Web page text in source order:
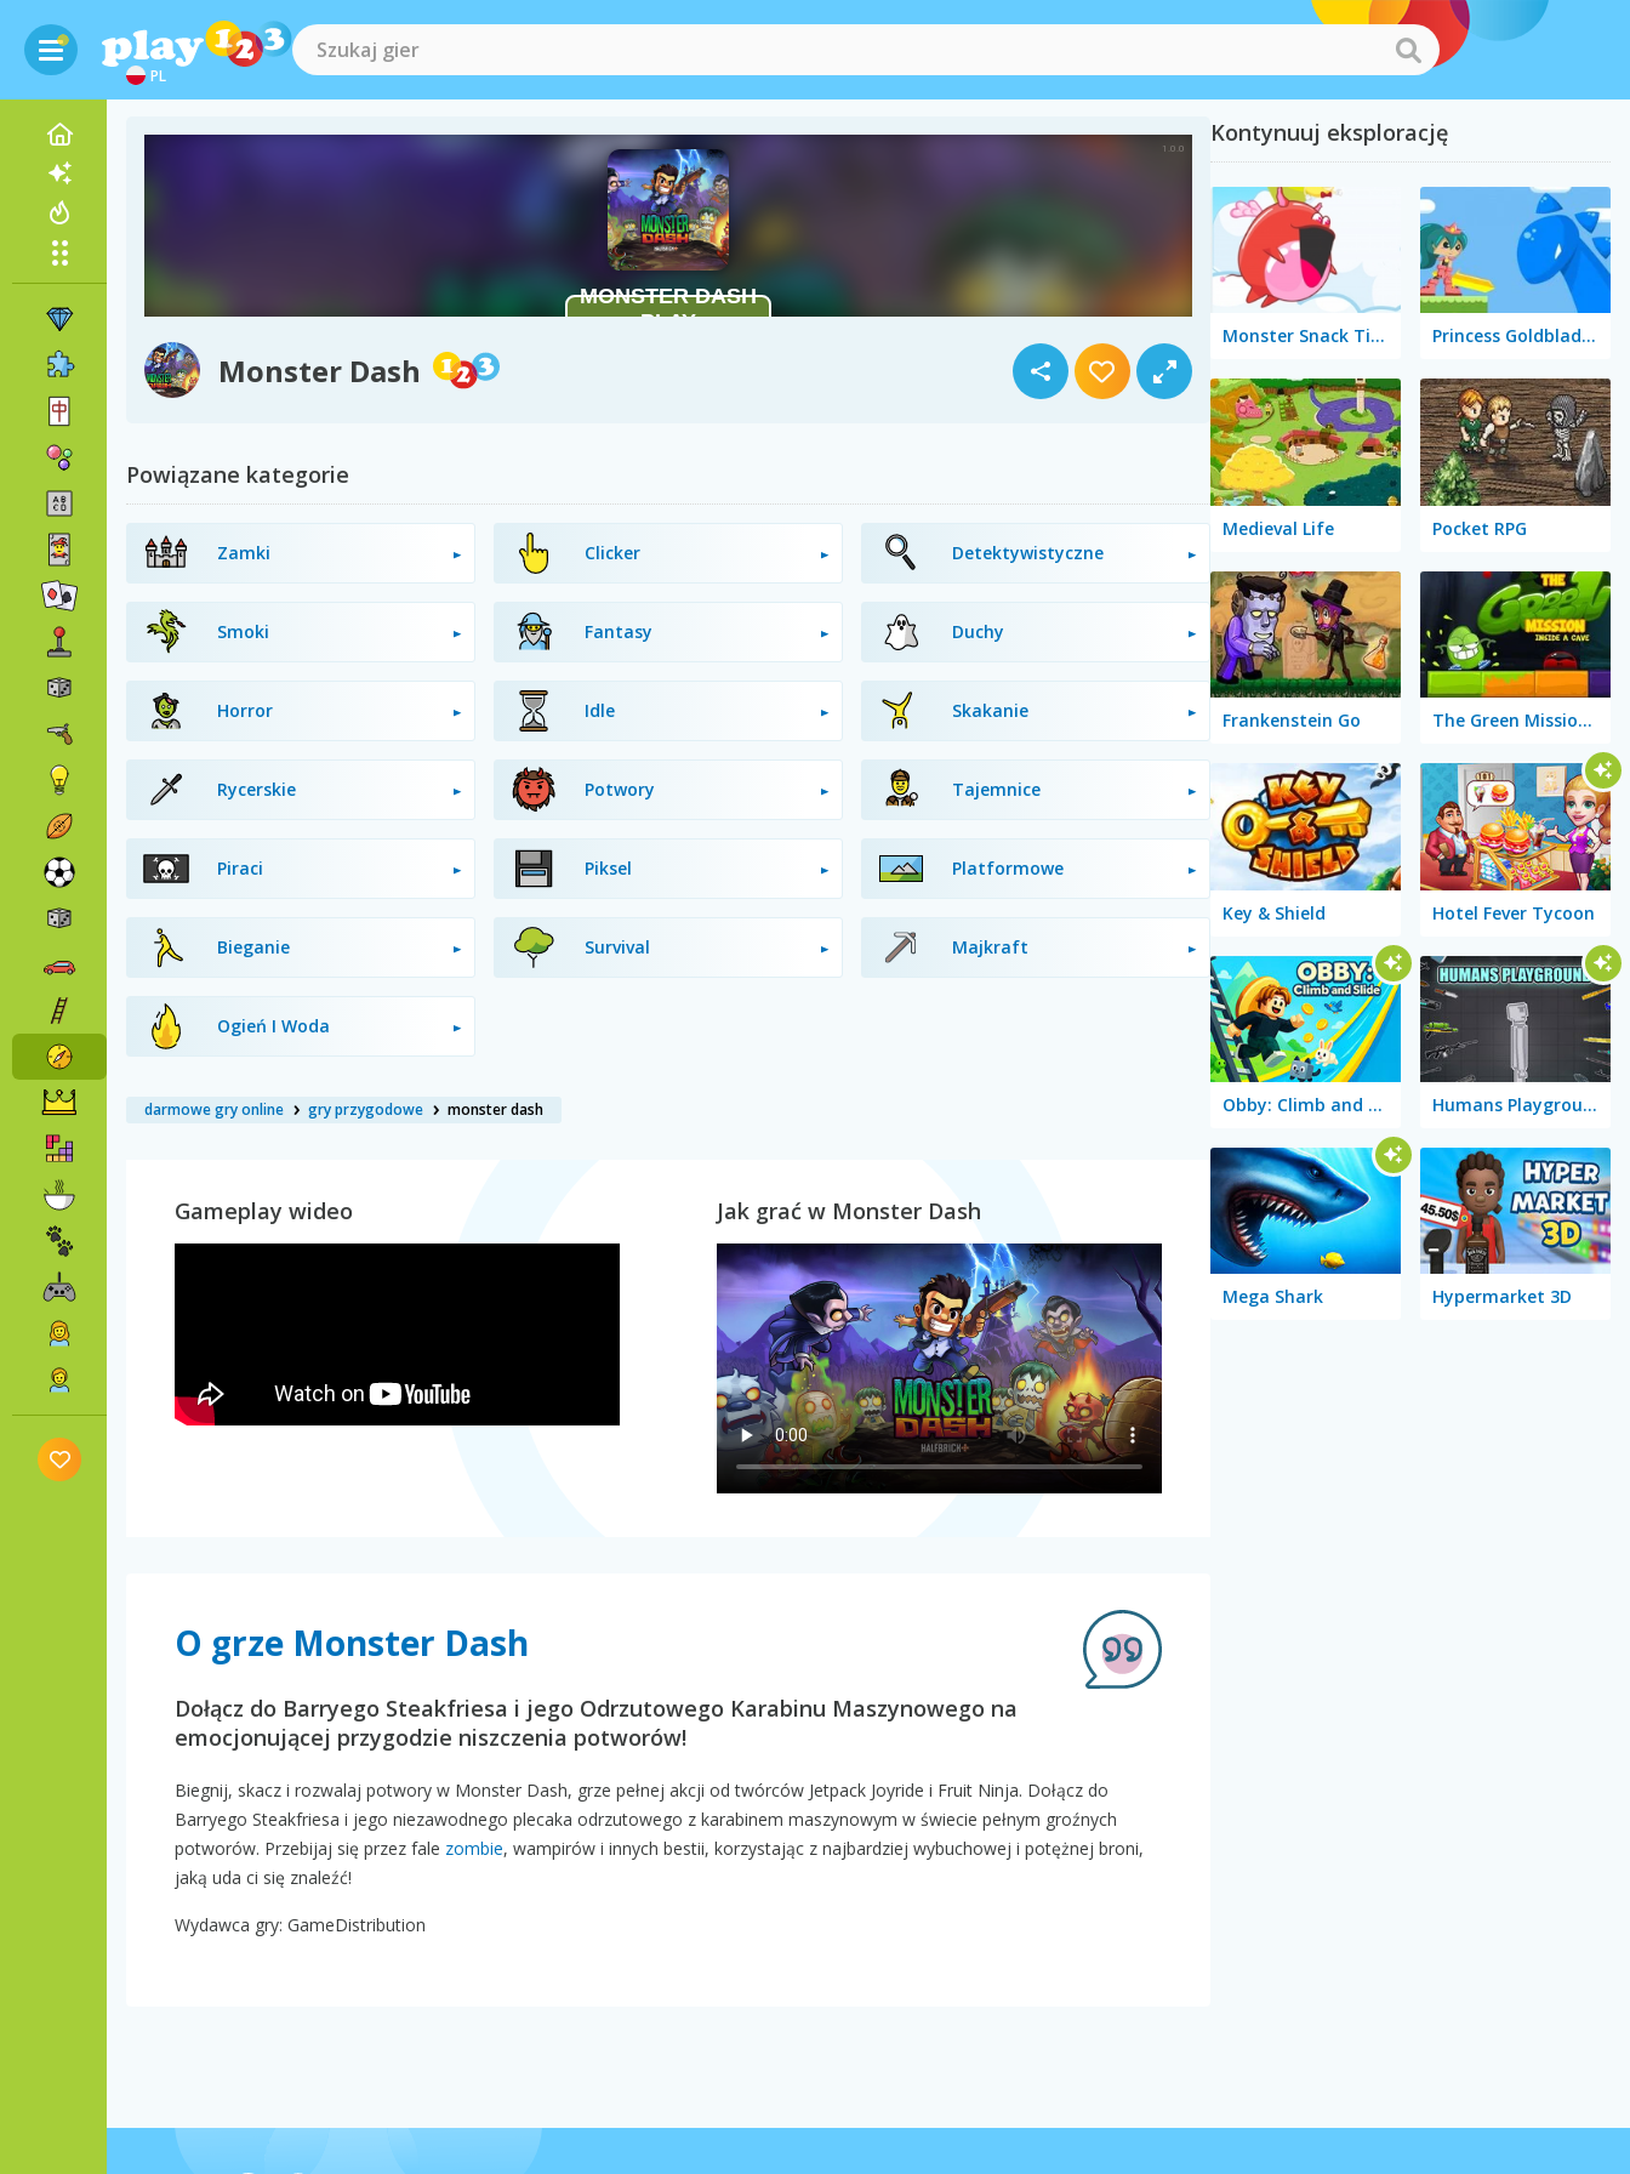
PL
Monster Dash
Powiązane kategorie
Zamki Clicker Detektywistyczne
Smoki Fantasy Duchy
Horror Idle Skakanie
Rycerskie Potwory Tajemnice
Piraci Piksel Platformowe
Bieganie Survival Majkraft
Ogień I Woda
darmowe gry online gry przygodowe monster dash
Gameplay wideo Jak grać w Monster Dash
O grze Monster Dash
Dołącz do Barryego Steakfriesa i jego Odrzutowego Karabinu Maszynowego na
emocjonującej przygodzie niszczenia potworów!
Biegnij, skacz i rozwalaj potwory w Monster Dash, grze pełnej akcji od twórców Jetpack Joyride i Fruit Ninja. Dołącz do
Barryego Steakfriesa i jego niezawodnego plecaka odrzutowego z karabinem maszynowym w świecie pełnym groźnych
potworów. Przebijaj się przez fale zombie, wampirów i innych bestii, korzystając z najbardziej wybuchowej i potężnej broni,
jaką uda ci się znaleźć!
Wydawca gry: GameDistribution
Kontynuuj eksplorację
Monster Snack Time Princess Goldblade and the Dangerous Water
Medieval Life Pocket RPG
Frankenstein Go The Green Mission: Inside a Cave
Key & Shield Hotel Fever Tycoon
Obby: Climb and Slide Humans Playground
Mega Shark Hypermarket 3D